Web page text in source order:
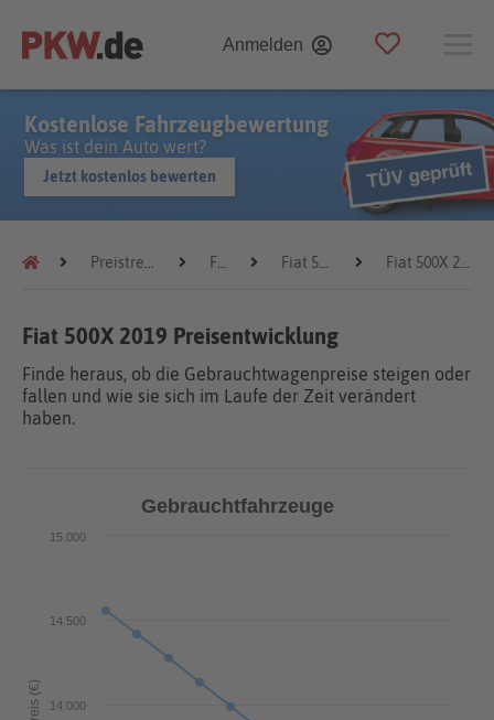
Anmelden
Kostenlose Fahrzeugbewertung
Was ist dein Auto wert?
Jetzt kostenlos bewerten
Preistrends Fiat Fiat 500X Fiat 500X 2019
Fiat 500X 2019 Preisentwicklung
Finde heraus, ob die Gebrauchtwagenpreise steigen oder
fallen und wie sie sich im Laufe der Zeit verändert
haben.
Preis (€)
Gebrauchtfahrzeuge
14.000
14.500
15.000